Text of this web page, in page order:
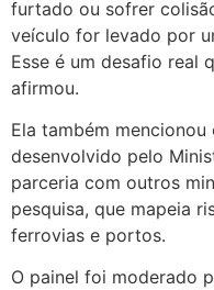
furtado ou sofrer
veículo for levado por
Esse é um desafio real
afirmou.
Ela também
desenvolvido pelo
parceria com outros
pesquisa, que mapeia
ferrovias e portos.
O painel foi moderado